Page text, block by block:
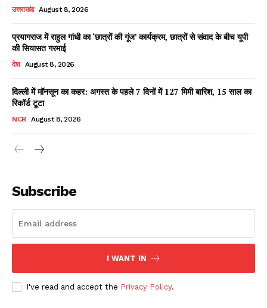
Facebook
X WhatsApp
Share
उत्तराखंड August 8, 2026
प्रयागराज में राहुल गांधी का ‘छात्रों की गूंज’ कार्यक्रम, छात्रों से संवाद के बीच यूपी
की सियासत गरमाई
देश August 8, 2026
दिल्ली में मॉनसून का कहर: अगस्त के पहले 7 दिनों में 127 मिमी बारिश, 15 साल का
रिकॉर्ड टूटा
NCR August 8, 2026
Subscribe
I WANT IN
I've read and accept the Privacy Policy.